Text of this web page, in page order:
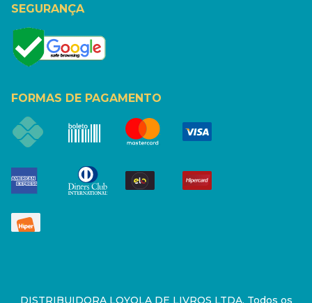
SEGURANÇA
FORMAS DE PAGAMENTO
DISTRIBUIDORA LOYOLA DE LIVROS LTDA. Todos os